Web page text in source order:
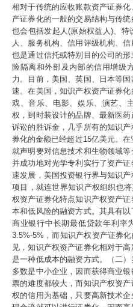
相对于传统的应收账款资产证券
产证券化的一般的交易结构与传
也会包括发起人(原始权益人)、
人、服务机构、信用评级机构、
也是通过信托或特别目的公司的
险隔离和外部及内部的信用增级
力。目前，美国、英国、日本等
速。在美国，知识产权资产证券
戏、音乐、电影、娱乐、演艺、
权，到时装设计的品牌、最新医
诉讼的胜诉金，几乎所有的知识
券化的金额已经超过15亿美元。
就声明要对信息技术和生物领域
并成功地对光学专利实行了资产
速发展，美国投资银行界与知识
项目，就连世界知识产权组织也
权资产证券化特点知识产权资产
本和低风险的融资方式。其具有
商业银行中长期最低贷款年利率
3.5%-5%，而知识产权资产证券
见，知识产权资产证券化相对于
是一种低成本的融资方式。（二
多数是中小企业，因而获得商业
票的难度都较大，而知识产权资
权的信用为基础，只要高新技术